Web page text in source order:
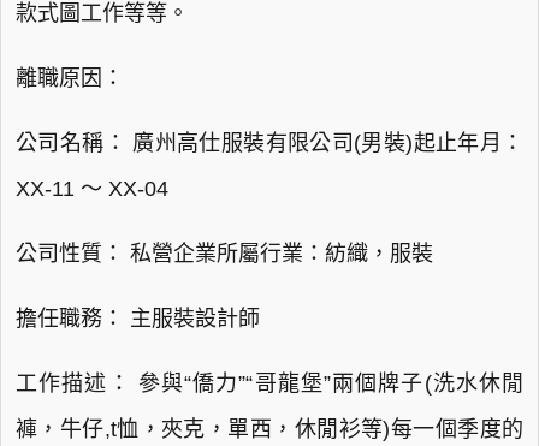
款式圖工作等等。
離職原因：
公司名稱： 廣州高仕服裝有限公司(男裝)起止年月：
XX-11 ～ XX-04
公司性質： 私營企業所屬行業：紡織，服裝
擔任職務： 主服裝設計師
工作描述： 參與“僑力”“哥龍堡”兩個牌子(洗水休閒
褲，牛仔,t恤，夾克，單西，休閒衫等)每一個季度的